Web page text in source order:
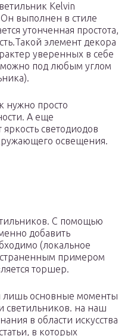
Kelvin
Он выполнен в стиле
утонченная простота,
элемент декора
уверенных в себе
под любым углом
нужно просто
А еще
светодиодов
освещения.
С помощью
добавить
(локальное
примером
торшер.
лишь основные моменты
светильников. на наш
в области искусства
в которых